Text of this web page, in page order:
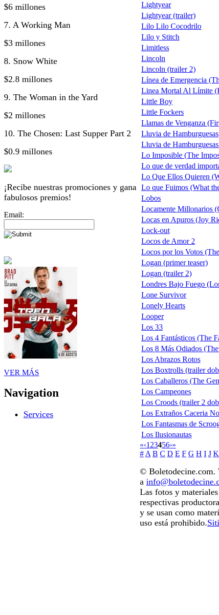
$6 millones
7. A Working Man
$3 millones
8. Snow White
$2.8 millones
9. The Woman in the Yard
$2 millones
10. The Chosen: Last Supper Part 2
$0.9 millones
¡Recibe nuestras promociones y gana
fabulosos premios!
Email:
VER MÁS
Navigation
Services
Lightyear
Lightyear (trailer)
Lilo Lilo Cocodrilo
Lilo y Stitch
Limitless
Lincoln
Lincoln (trailer 2)
Línea de Emergencia
Linea Mortal Al Límite
Little Boy
Little Fockers
Llamas de Venganza
Lluvia de Hamburguesas
Lluvia de
Lo Imposible (The
Lo que de verdad
Lo Que Ellos Quieren
Lo que Fuimos (What
Lobos
Locamente Millonarios
Locas en Apuros (Joy
Lock-out
Locos de Amor 2
Locos por los Votos
Logan (primer teaser)
Logan (trailer 2)
Londres Bajo Fuego
Lone Survivor
Lonely Hearts
Looper
Los 33
Los 4 Fantásticos (The
Los 8 Más Odiados
Los Abrazos Rotos
Los Boxtrolls (trailer
Los Caballeros (The
Los Campeones
Los Croods (trailer 2
Los Extraños Caceria
Los Fantasmas de
Los Ilusionautas
«‹1 23456›»
# A B C D E F G H I J K
© Boletodecine.com.
a
Las fotos y
respectivas
y se usan como
uso está prohibido.